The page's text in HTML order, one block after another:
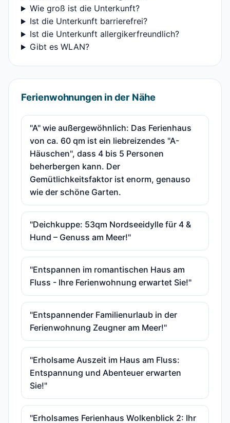
Wie groß ist die Unterkunft?
Ist die Unterkunft barrierefrei?
Ist die Unterkunft allergikerfreundlich?
Gibt es WLAN?
Ferienwohnungen in der Nähe
"A" wie außergewöhnlich: Das Ferienhaus
von ca. 60 qm ist ein liebreizendes "A-
Häuschen", dass 4 bis 5 Personen
beherbergen kann. Der
Gemütlichkeitsfaktor ist enorm, genauso
wie der schöne Garten.
"Deichkuppe: 53qm Nordseeidylle für 4 &
Hund – Genuss am Meer!"
"Entspannen im romantischen Haus am
Fluss - Ihre Ferienwohnung erwartet Sie!"
"Entspannender Familienurlaub in der
Ferienwohnung Zeugner am Meer!"
"Erholsame Auszeit im Haus am Fluss:
Entspannung und Abenteuer erwarten
Sie!"
"Erholsames Ferienhaus Wolkenblick 2: Ihr